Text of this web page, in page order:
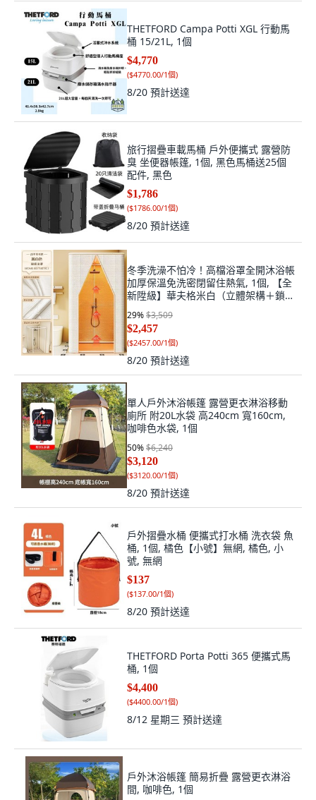
THETFORD Campa Potti XGL 行動馬
桶 15/21L, 1個
$4,770
($4770.00/1個)
8/20 預計送達
旅行摺疊車載馬桶 戶外便攜式 露營防
臭 坐便器帳篷, 1個, 黑色馬桶送25個
配件, 黑色
$1,786
($1786.00/1個)
8/20 預計送達
冬季洗澡不怕冷！高檔浴罩全開沐浴帳
加厚保溫免洗密閉留住熱氣, 1個, 【全
新陞級】華夫格米白（立體架構＋鎖暖
禦,雙人款【90*90*200】
29%$3,509
$2,457
($2457.00/1個)
8/20 預計送達
單人戶外沐浴帳篷 露營更衣淋浴移動
廁所 附20L水袋 高240cm 寬160cm,
咖啡色水袋, 1個
50%$6,240
$3,120
($3120.00/1個)
8/20 預計送達
戶外摺疊水桶 便攜式打水桶 洗衣袋 魚
桶, 1個, 橘色【小號】無網, 橘色, 小
號, 無網
$137
($137.00/1個)
8/20 預計送達
THETFORD Porta Potti 365 便攜式馬
桶, 1個
$4,400
($4400.00/1個)
8/12 星期三 預計送達
戶外沐浴帳篷 簡易折疊 露營更衣淋浴
間, 咖啡色, 1個